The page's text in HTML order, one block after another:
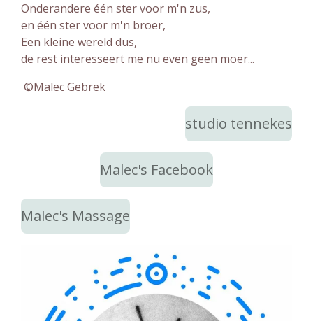
Onderandere één ster voor m'n zus,
en één ster voor m'n broer,
Een kleine wereld dus,
de rest interesseert me nu even geen moer...
©Malec Gebrek
studio tennekes
Malec's Facebook
Malec's Massage